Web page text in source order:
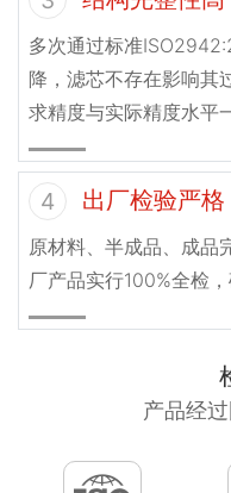
多次通过标准
降，滤芯不存在影响其
求精度与实际精度水平
4 出厂检验严格
原材料、半成品、成品
厂产品实行100%全检
产品经